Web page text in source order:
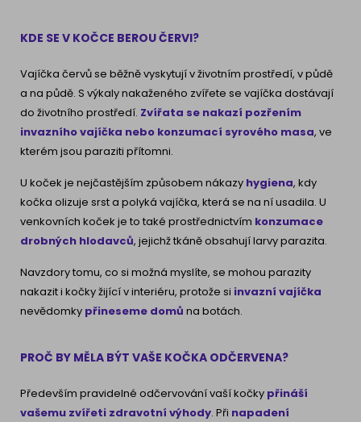
KDE SE V KOČCE BEROU ČERVI?
Vajíčka červů se běžně vyskytují v životním prostředí, v půdě
a na půdě. S výkaly nakaženého zvířete se vajíčka dostávají
do životního prostředí. Zvířata se nakazí pozřením
invazního vajíčka nebo konzumací syrového masa, ve
kterém jsou paraziti přítomni.
U koček je nejčastějším způsobem nákazy hygiena, kdy
kočka olizuje srst a polyká vajíčka, která se na ní usadila. U
venkovních koček je to také prostřednictvím konzumace
drobných hlodavců, jejichž tkáně obsahují larvy parazita.
Navzdory tomu, co si možná myslíte, se mohou parazity
nakazit i kočky žijící v interiéru, protože si invazní vajíčka
nevědomky přineseme domů na botách.
PROČ BY MĚLA BÝT VAŠE KOČKA ODČERVENA?
Především pravidelné odčervování vaší kočky přináší
vašemu zvířeti zdravotní výhody. Při napadení